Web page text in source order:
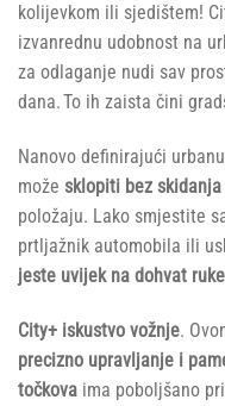
kolijevkom ili sjedištem!
izvanrednu udobnost na
za odlaganje nudi sav
dana. To ih zaista čini
Nanovo definirajući
može sklopiti bez
položaju. Lako smjestite
prtljažnik automobila ili
jeste uvijek na dohvat ruke
City+ iskustvo vožnje.
precizno upravljanje i
točkova ima poboljšano